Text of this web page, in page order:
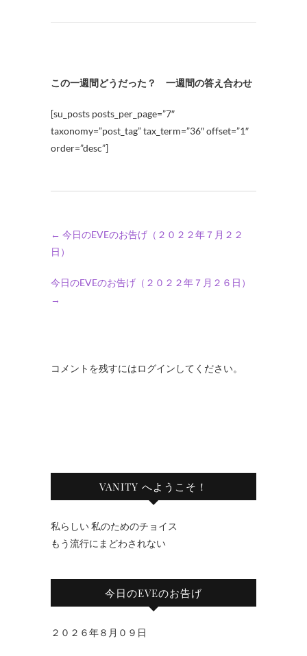
この一週間どうだった？ 一週間の答え合わせ
[su_posts posts_per_page=”7″
taxonomy=”post_tag” tax_term=”36″ offset=”1″
order=”desc”]
← 今日のEVEのお告げ（２０２２年７月２２
日）
今日のEVEのお告げ（２０２２年７月２６日）
→
コメントを残すにはログインしてください。
VANITY へようこそ！
私らしい 私のためのチョイス
もう流行にまどわされない
今日のEVEのお告げ
２０２６年８月０９日